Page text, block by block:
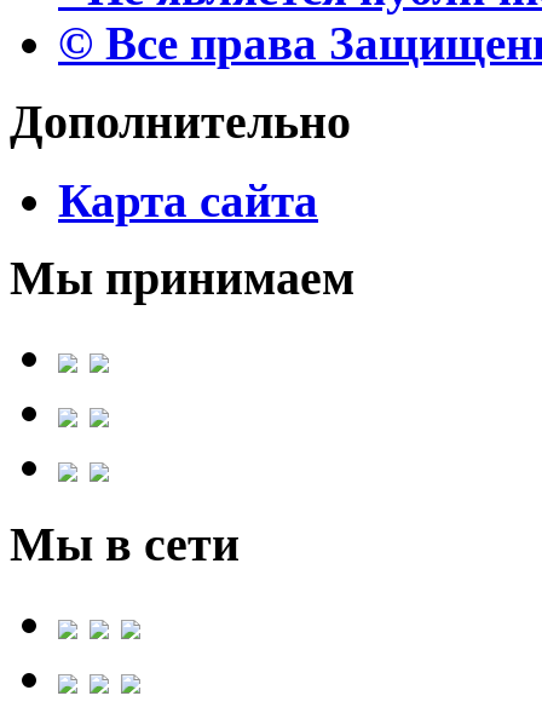
© Все права
Дополнительно
Карта сайта
Мы принимаем
Мы в сети